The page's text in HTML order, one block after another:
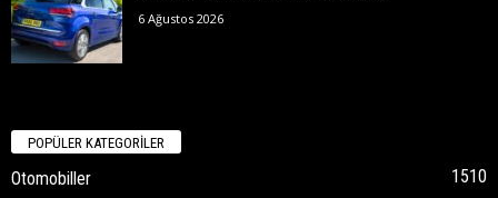
6 Ağustos 2026
POPÜLER KATEGORİLER
Otomobiller 1510